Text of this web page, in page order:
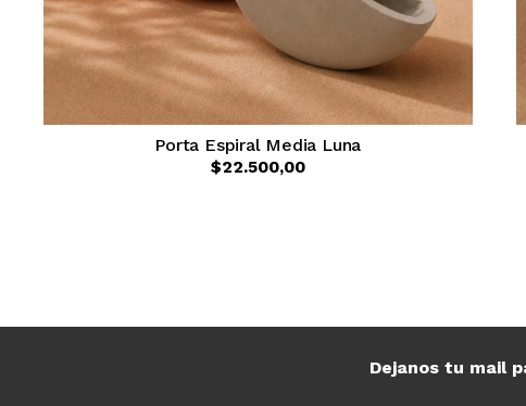
Porta Espiral Media Luna
$22.500,00
Dejanos tu mail